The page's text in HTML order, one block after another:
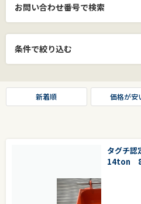
お問い合わせ番号で検索
条件で絞り込む
新着順 価格が安
タグチ
14ton